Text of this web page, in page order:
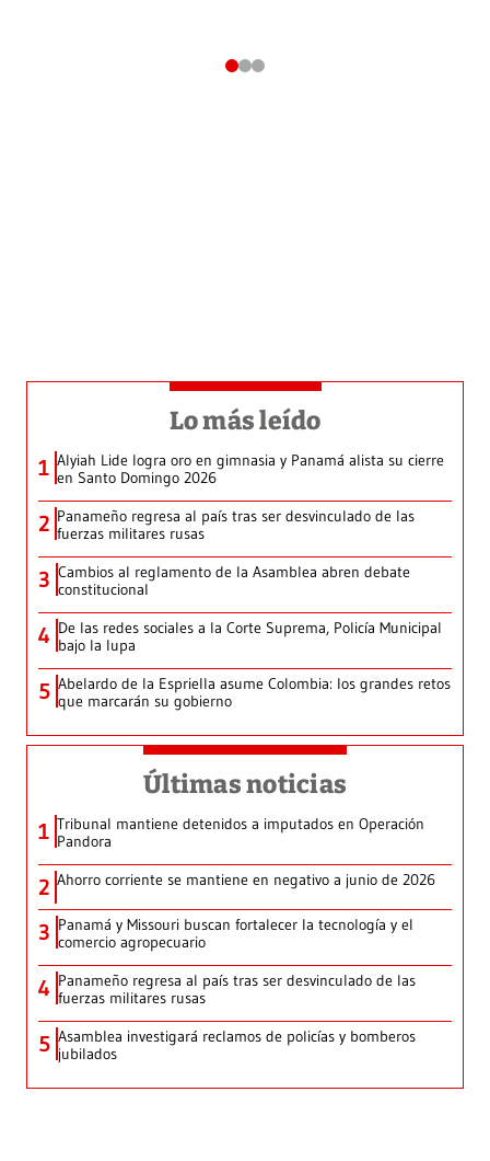
Lo más leído
1 Alyiah Lide logra oro en gimnasia y Panamá alista su cierre
en Santo Domingo 2026
2 Panameño regresa al país tras ser desvinculado de las
fuerzas militares rusas
3 Cambios al reglamento de la Asamblea abren debate
constitucional
4 De las redes sociales a la Corte Suprema, Policía Municipal
bajo la lupa
5 Abelardo de la Espriella asume Colombia: los grandes retos
que marcarán su gobierno
Últimas noticias
1 Tribunal mantiene detenidos a imputados en Operación
Pandora
2 Ahorro corriente se mantiene en negativo a junio de 2026
3 Panamá y Missouri buscan fortalecer la tecnología y el
comercio agropecuario
4 Panameño regresa al país tras ser desvinculado de las
fuerzas militares rusas
5 Asamblea investigará reclamos de policías y bomberos
jubilados